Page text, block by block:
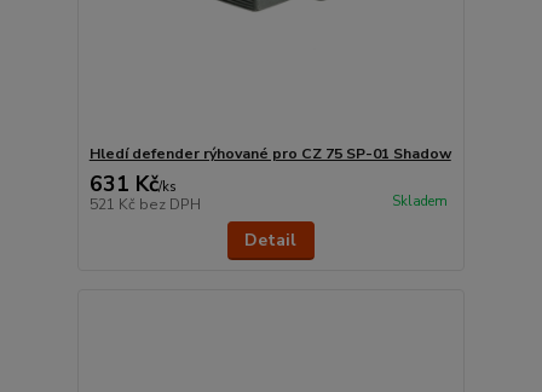
Hledí defender rýhované pro CZ 75 SP-01 Shadow
631 Kč/ks
521 Kč bez DPH Skladem
Detail